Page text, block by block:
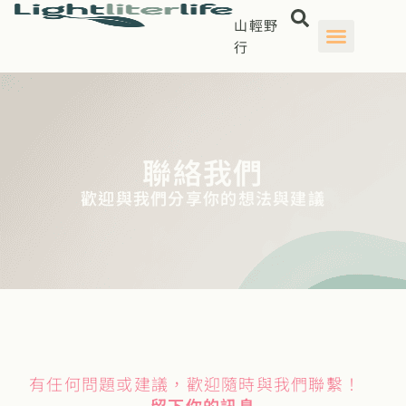
山輕野
行
聯絡我們
歡迎與我們分享你的想法與建議
有任何問題或建議，歡迎隨時與我們聯繫！